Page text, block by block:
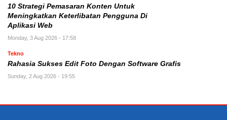
10 Strategi Pemasaran Konten Untuk
Meningkatkan Keterlibatan Pengguna Di
Aplikasi Web
Monday, 3 Aug 2026 - 17:58
Tekno
Rahasia Sukses Edit Foto Dengan Software Grafis
Sunday, 2 Aug 2026 - 19:55